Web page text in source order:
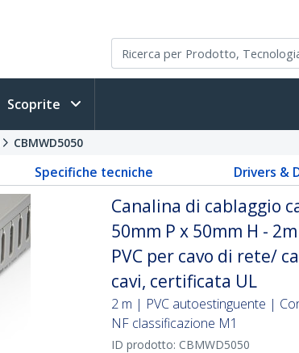
Scoprite
CBMWD5050
Specifiche tecniche Drivers &
Canalina di cablaggio
50mm P x 50mm H -
PVC per cavo di rete/
cavi, certificata UL
2 m | PVC autoestinguente |
NF classificazione M1
ID prodotto: CBMWD5050